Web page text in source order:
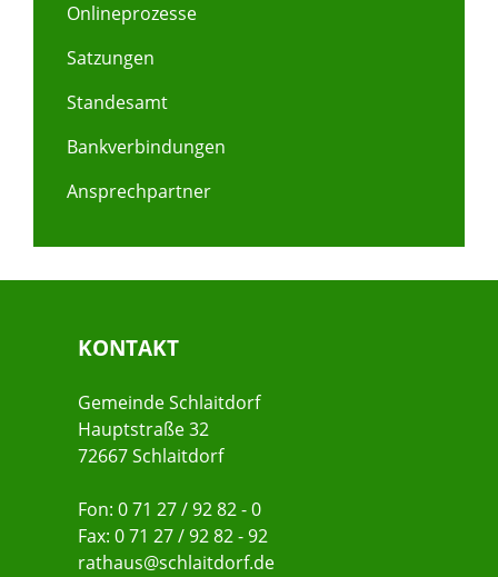
Onlineprozesse
Satzungen
Standesamt
Bankverbindungen
Ansprechpartner
KONTAKT
Gemeinde Schlaitdorf
Hauptstraße 32
72667 Schlaitdorf
Fon: 0 71 27 / 92 82 - 0
Fax: 0 71 27 / 92 82 - 92
rathaus@schlaitdorf.de